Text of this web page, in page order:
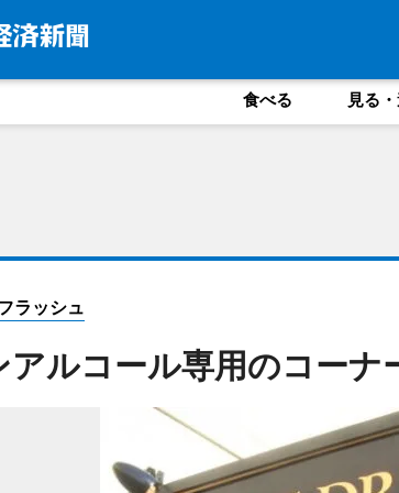
食べる 見る
ラッシュ
アルコール専用のコーナ